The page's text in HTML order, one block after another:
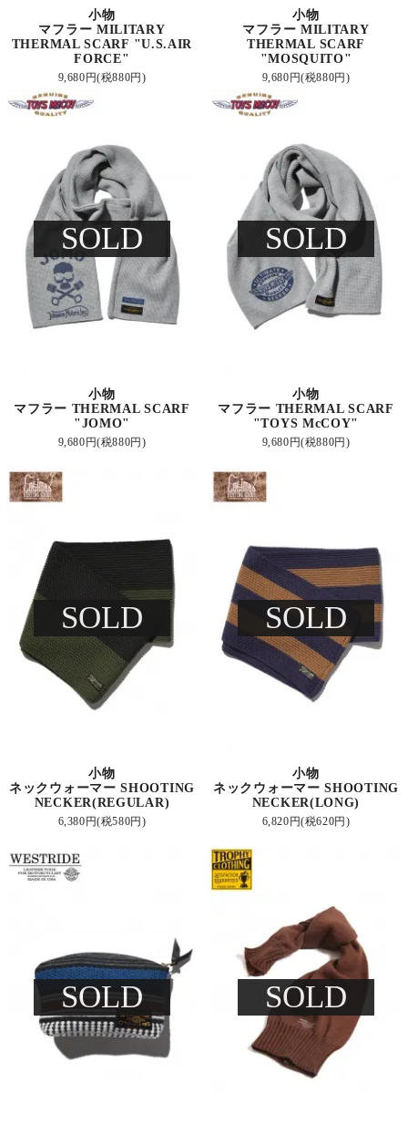
小物
マフラー MILITARY
THERMAL SCARF "U.S.AIR
FORCE"
9,680円(税880円)
小物
マフラー MILITARY
THERMAL SCARF
"MOSQUITO"
9,680円(税880円)
SOLD
小物
マフラー THERMAL SCARF
"JOMO"
9,680円(税880円)
SOLD
小物
マフラー THERMAL SCARF
"TOYS McCOY"
9,680円(税880円)
SOLD
小物
ネックウォーマー SHOOTING
NECKER(REGULAR)
6,380円(税580円)
SOLD
小物
ネックウォーマー SHOOTING
NECKER(LONG)
6,820円(税620円)
SOLD SOLD